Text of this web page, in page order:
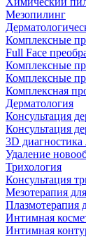
Мезопилинг
Комплексные
Full Face
Комплексные
Комплексные
Комплексная
Дерматология
Консультация
Консультация
3D диагностика
Удаление
Трихология
Консультация
Мезотерапия
Плазмотерапия
Интимная
Интимная